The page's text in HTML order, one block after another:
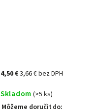
4,50 €3,66 € bez DPH
Skladom (>5 ks)
Môžeme doručiť do: